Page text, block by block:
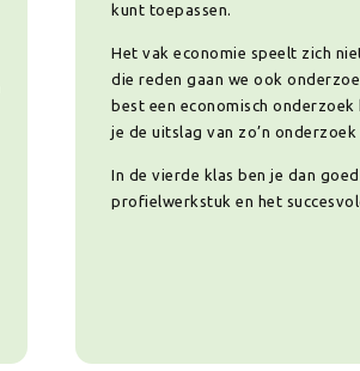
kunt toepassen.
Het vak economie speelt zich
die reden gaan we ook
best een economisch
je de uitslag van zo’n
In de vierde klas ben je dan
profielwerkstuk en het